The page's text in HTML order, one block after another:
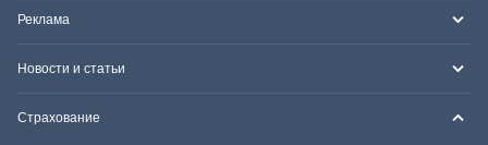
Реклама
Новости и статьи
Страхование